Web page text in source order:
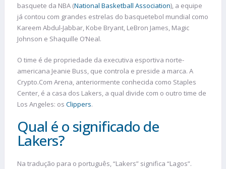
basquete da NBA (National Basketball Association), a equipe
já contou com grandes estrelas do basquetebol mundial como
Kareem Abdul-Jabbar, Kobe Bryant, LeBron James, Magic
Johnson e Shaquille O’Neal.
O time é de propriedade da executiva esportiva norte-
americana Jeanie Buss, que controla e preside a marca. A
Crypto.Com Arena, anteriormente conhecida como Staples
Center, é a casa dos Lakers, a qual divide com o outro time de
Los Angeles: os Clippers.
Qual é o significado de
Lakers?
Na tradução para o português, “Lakers” significa “Lagos”.